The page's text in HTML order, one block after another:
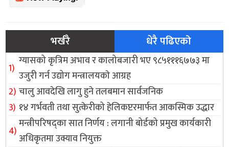
भर्खरै धेरै पढिएको
ग्यासको कृत्रिम अभाव र कालोबजारी भए ९८५१११६७७३ मा
उजुरी गर्न उद्योग मन्त्रालयकाे आग्रह
चालु आवदेखि लागु हुने तलबमान सार्वजनिक
१४ गर्भवती तथा सुत्केरीको हेलिकप्टरमार्फत आकस्मिक उद्धार
मन्त्रीपरिषद्का सात निर्णय : लगानी बोर्डको प्रमुख कार्यकारी
अधिकृतमा उक्याव नियुक्त